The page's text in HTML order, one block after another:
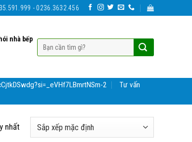
- 0236.3632.456
nhà bếp
2
Tư vấn
nhất